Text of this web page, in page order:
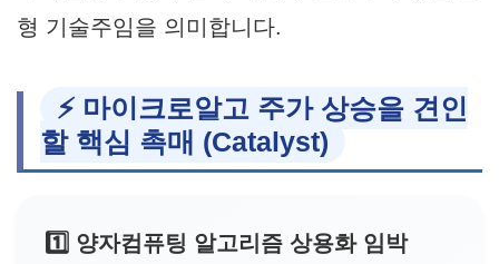
형 기술주임을 의미합니다.
⚡ 마이크로알고 주가 상승을 견인
할 핵심 촉매 (Catalyst)
1️⃣ 양자컴퓨팅 알고리즘 상용화 임박